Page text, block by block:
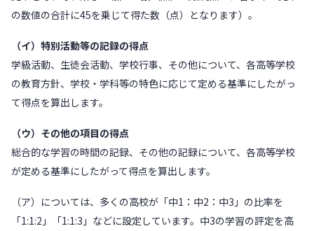
の数値の合計に45を乗じて得た数（点）となります）。
（イ）特別活動等の記録の得点
学級活動、生徒会活動、学校行事、その他について、各高等学校
の教育方針、学校・学科等の特色に応じて定める基準にしたがっ
て得点を算出します。
（ウ）その他の項目の得点
総合的な学習の時間の記録、その他の記録について、各高等学校
が定める基準にしたがって得点を算出します。
（ア）については、多くの高校が「中1：中2：中3」の比率を
「1:1:2」「1:1:3」などに設定しています。中3の学習の評定を高